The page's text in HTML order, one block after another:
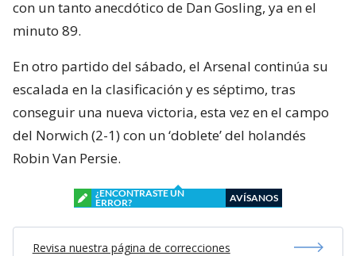
con un tanto anecdótico de Dan Gosling, ya en el
minuto 89.
En otro partido del sábado, el Arsenal continúa su
escalada en la clasificación y es séptimo, tras
conseguir una nueva victoria, esta vez en el campo
del Norwich (2-1) con un ‘doblete’ del holandés
Robin Van Persie.
¿ENCONTRASTE UN
ERROR?
AVÍSANOS
Revisa nuestra página de correcciones